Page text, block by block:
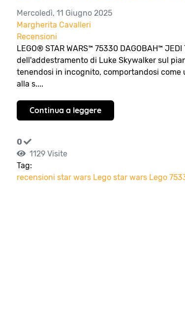
Mercoledì, 11 Giugno 2025
Margherita Cavalleri
Recensioni
LEGO® STAR WARS™ 75330 DAGOBAH™
dell'addestramento di Luke Skywalker sul
tenendosi in incognito, comportandosi
alla s....
Continua a leggere
0
1129 Visite
Tag:
recensioni star wars Lego star wars Lego